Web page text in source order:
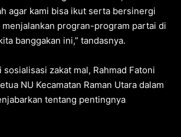
agar kami bisa ikut serta bersinergi
menjalankan progran-program partai di
banggakan ini,” tandasnya.
zakat mal, Rahmad Fatoni
NU Kecamatan Raman Utara dalam
tentang pentingnya